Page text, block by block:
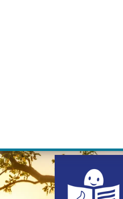
Visuelle
Assistenzsoftware
öffnen.
Mit
der
Tastatur